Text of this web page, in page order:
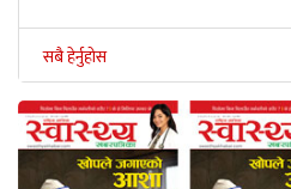
सबै हेर्नुहोस